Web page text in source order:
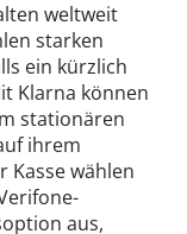
weltweit
starken
ein kürzlich
Klarna können
stationären
ihrem
Kasse wählen
aus,